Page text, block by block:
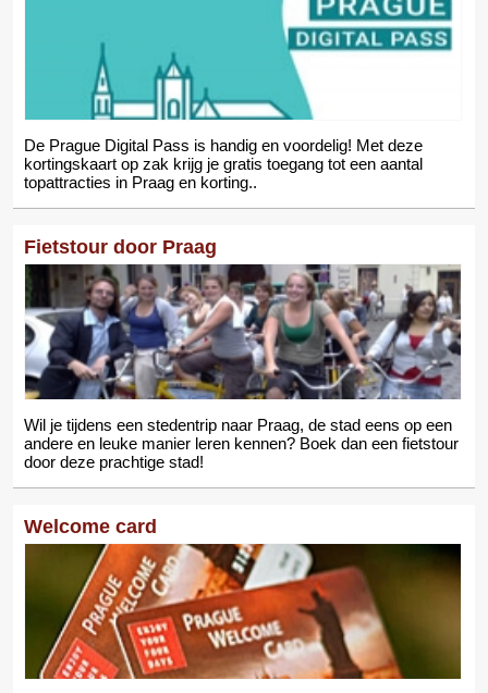
De Prague Digital Pass is handig en voordelig! Met deze
kortingskaart op zak krijg je gratis toegang tot een aantal
topattracties in Praag en korting..
Fietstour door Praag
Wil je tijdens een stedentrip naar Praag, de stad eens op een
andere en leuke manier leren kennen? Boek dan een fietstour
door deze prachtige stad!
Welcome card